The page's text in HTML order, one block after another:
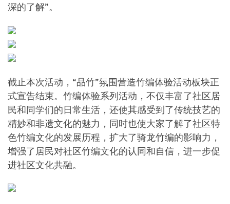
深的了解”。
截止本次活动，“品竹”氛围营造竹编体验活动板块正
式宣告结束。竹编体验系列活动，不仅丰富了社区居
民和同学们的日常生活，还使其感受到了传统技艺的
精妙和非遗文化的魅力，同时也使大家了解了社区特
色竹编文化的发展历程，扩大了骑龙竹编的影响力，
增强了居民对社区竹编文化的认同和自信，进一步促
进社区文化共融。